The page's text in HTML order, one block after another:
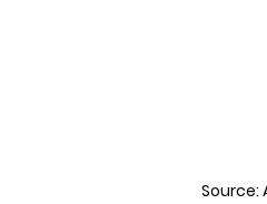
Source: